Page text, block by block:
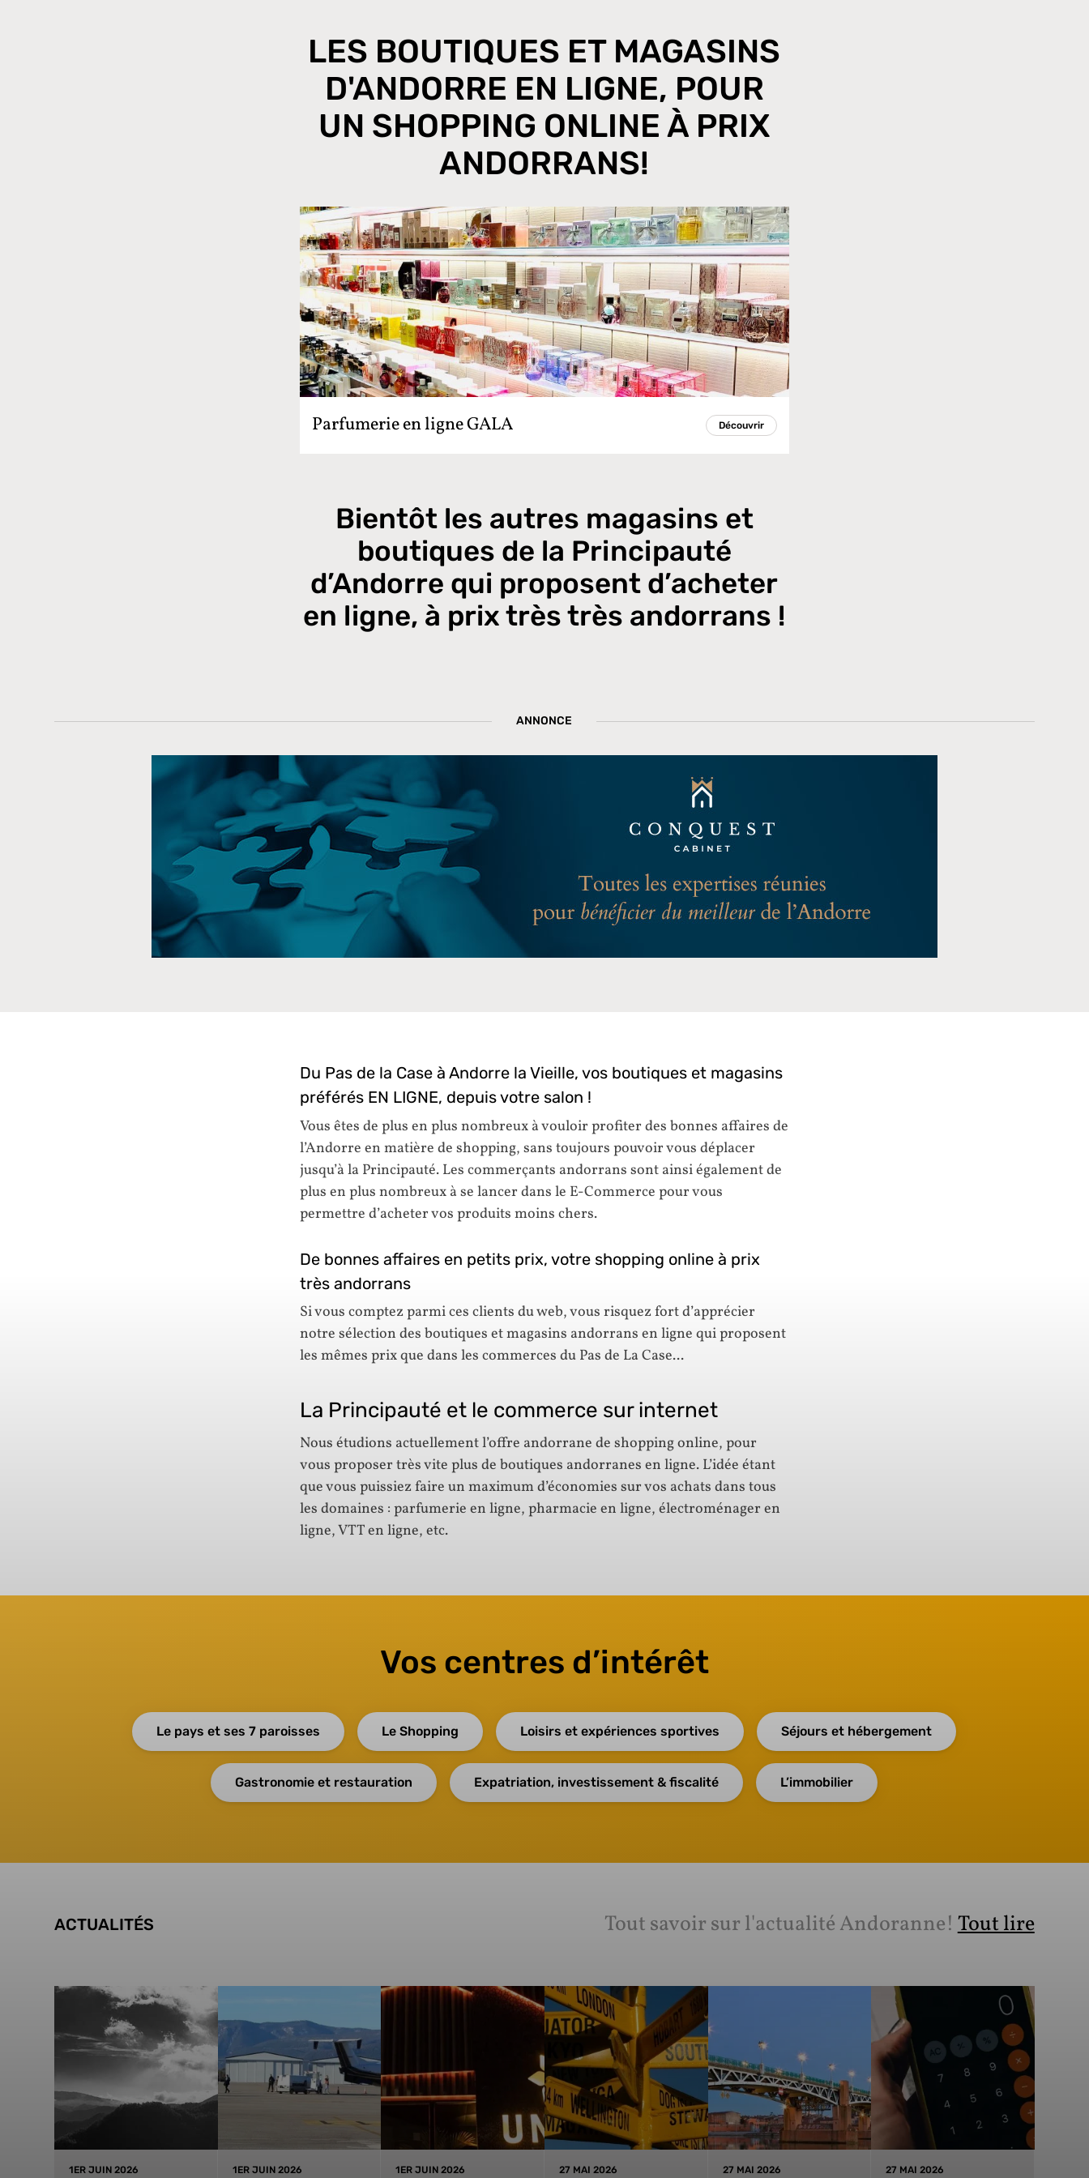
LES BOUTIQUES ET MAGASINS
D'ANDORRE EN LIGNE, POUR
UN SHOPPING ONLINE À PRIX
ANDORRANS!
Parfumerie en ligne GALA Découvrir
Bientôt les autres magasins et
boutiques de la Principauté
d’Andorre qui proposent d’acheter
en ligne, à prix très très andorrans !
ANNONCE
Du Pas de la Case à Andorre la Vieille, vos boutiques et magasins
préférés EN LIGNE, depuis votre salon !
Vous êtes de plus en plus nombreux à vouloir profiter des bonnes affaires de
l’Andorre en matière de shopping, sans toujours pouvoir vous déplacer
jusqu’à la Principauté. Les commerçants andorrans sont ainsi également de
plus en plus nombreux à se lancer dans le E-Commerce pour vous
permettre d’acheter vos produits moins chers.
De bonnes affaires en petits prix, votre shopping online à prix
très andorrans
Si vous comptez parmi ces clients du web, vous risquez fort d’apprécier
notre sélection des boutiques et magasins andorrans en ligne qui proposent
les mêmes prix que dans les commerces du Pas de La Case...
La Principauté et le commerce sur internet
Nous étudions actuellement l’offre andorrane de shopping online, pour
vous proposer très vite plus de boutiques andorranes en ligne. L’idée étant
que vous puissiez faire un maximum d’économies sur vos achats dans tous
les domaines : parfumerie en ligne, pharmacie en ligne, électroménager en
ligne, VTT en ligne, etc.
Vos centres d’intérêt
Le pays et ses 7 paroisses Le Shopping Loisirs et expériences sportives Séjours et hébergement
Gastronomie et restauration Expatriation, investissement & fiscalité L’immobilier
ACTUALITÉS Tout savoir sur l'actualité Andoranne!Tout lire
1ER JUIN 2026 1ER JUIN 2026 1ER JUIN 2026 27 MAI 2026 27 MAI 2026 27 MAI 2026